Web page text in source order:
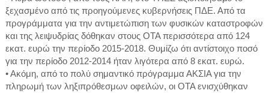
ξεχασμένο από τις προηγούμενες κυβερνήσεις ΠΔΕ. Από τα
προγράμματα για την αντιμετώπιση των φυσικών καταστροφών
και της λειψυδρίας δόθηκαν στους ΟΤΑ περισσότερα από 124
εκατ. ευρώ την περίοδο 2015-2018. Θυμίζω ότι αντίστοιχο ποσό
για την περίοδο 2012-2014 ήταν λιγότερα από 8 εκατ. ευρώ.
• Ακόμη, από το πολύ σημαντικό πρόγραμμα ΑΚΣΙΑ για την
πληρωμή των ληξιπρόθεσμων οφειλών, οι ΟΤΑ ενισχύθηκαν